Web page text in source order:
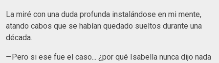
La miré con una duda profunda instalándose en mi mente,
atando cabos que se habían quedado sueltos durante una
década.
—Pero si ese fue el caso... ¿por qué Isabella nunca dijo nada